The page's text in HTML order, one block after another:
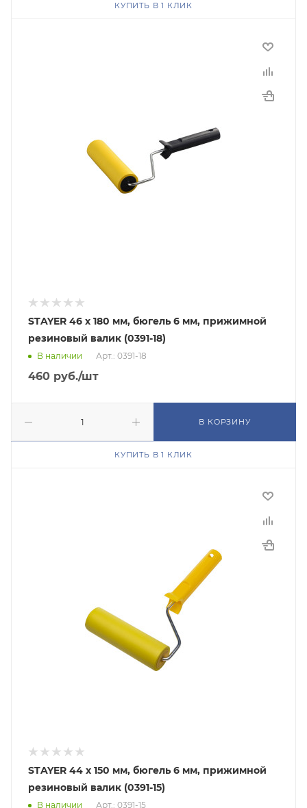
КУПИТЬ В 1 КЛИК
STAYER 46 х 180 мм, бюгель 6 мм, прижимной
резиновый валик (0391-18)
В наличии Арт.: 0391-18
460 руб./шт
В КОРЗИНУ
КУПИТЬ В 1 КЛИК
STAYER 44 х 150 мм, бюгель 6 мм, прижимной
резиновый валик (0391-15)
В наличии Арт.: 0391-15